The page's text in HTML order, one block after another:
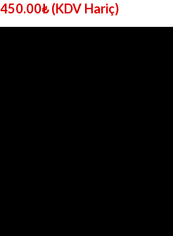
450.00₺ (KDV Hariç)